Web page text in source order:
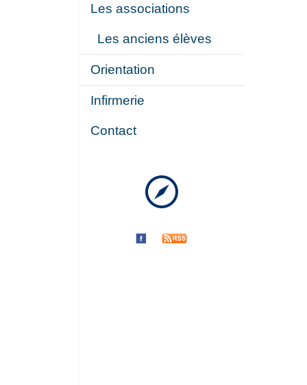
Les associations
Les anciens élèves
Orientation
Infirmerie
Contact